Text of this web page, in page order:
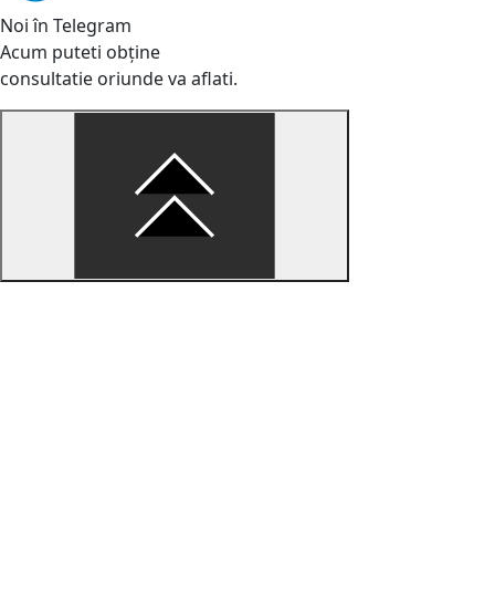
Noi în Telegram
Acum puteti obține
consultatie oriunde va aflati.